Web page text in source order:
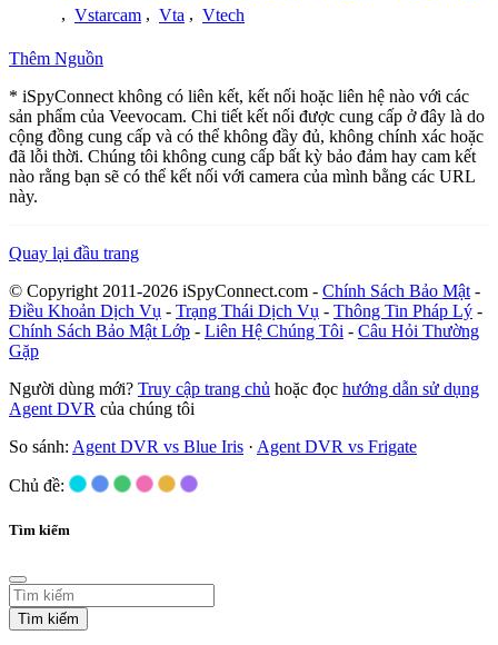
, Vstarcam , Vta , Vtech
Thêm Nguồn
* iSpyConnect không có liên kết, kết nối hoặc liên hệ nào với các
sản phẩm của Veevocam. Chi tiết kết nối được cung cấp ở đây là do
cộng đồng cung cấp và có thể không đầy đủ, không chính xác hoặc
đã lỗi thời. Chúng tôi không cung cấp bất kỳ bảo đảm hay cam kết
nào rằng bạn sẽ có thể kết nối với camera của mình bằng các URL
này.
Quay lại đầu trang
© Copyright 2011-2026 iSpyConnect.com - Chính Sách Bảo Mật -
Điều Khoản Dịch Vụ - Trạng Thái Dịch Vụ - Thông Tin Pháp Lý -
Chính Sách Bảo Mật Lớp - Liên Hệ Chúng Tôi - Câu Hỏi Thường
Gặp
Người dùng mới? Truy cập trang chủ hoặc đọc hướng dẫn sử dụng
Agent DVR của chúng tôi
So sánh: Agent DVR vs Blue Iris · Agent DVR vs Frigate
Chủ đề:
Tìm kiếm
Tìm kiếm